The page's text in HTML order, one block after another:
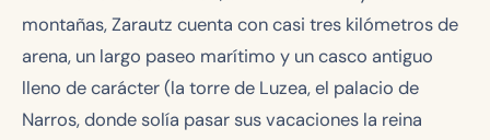
montañas, Zarautz cuenta con casi tres kilómetros de
arena, un largo paseo marítimo y un casco antiguo
lleno de carácter (la torre de Luzea, el palacio de
Narros, donde solía pasar sus vacaciones la reina